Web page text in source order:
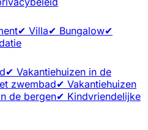
✔ Villa✔ Bungalow✔
✔ Vakantiehuizen in de
zwembad✔ Vakantiehuizen
de bergen✔ Kindvriendelijke